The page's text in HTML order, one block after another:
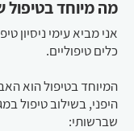
מה מיוחד בטיפול
כלים טיפוליים.
המיוחד בטיפול הוא
היפני, בשילוב טיפול
שברשותי: